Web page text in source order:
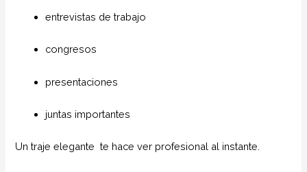
entrevistas de trabajo
congresos
presentaciones
juntas importantes
Un traje elegante te hace ver profesional al instante.